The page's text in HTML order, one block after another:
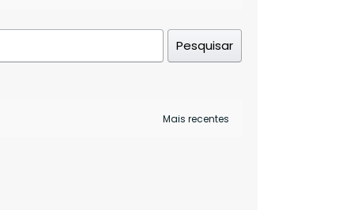
Pesquisar